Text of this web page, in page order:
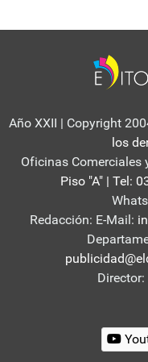
Año XXII | Copyright
los
Oficinas Comerciales
Piso "A" | Tel:
Redacción: E-Mail:
Director: